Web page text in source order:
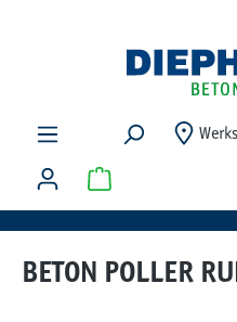
Warenkorb
BETON POLLER